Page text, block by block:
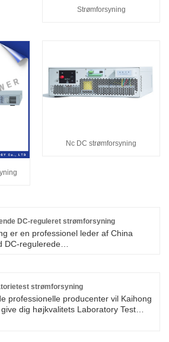
Strømforsyning
Nc DC strømforsyning
DC-reguleret strømforsyning
er en professionel leder af China
DC-regulerede
med pulseret galvanisering, når
er tændt, øges den elektrokemiske
metalioner nær katodeområdet er
strømforsyning
professionelle producenter vil Kaihong
dig højkvalitets Laboratory Test